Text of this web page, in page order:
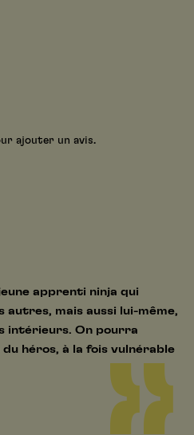
ajouter un avis.
apprenti ninja qui
mais aussi lui-même,
intérieurs. On pourra
héros, à la fois vulnérable